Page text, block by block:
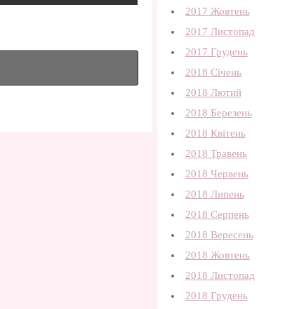
2017 Жовтень
2017 Листопад
2017 Грудень
2018 Січень
2018 Лютий
2018 Березень
2018 Квітень
2018 Травень
2018 Червень
2018 Липень
2018 Серпень
2018 Вересень
2018 Жовтень
2018 Листопад
2018 Грудень